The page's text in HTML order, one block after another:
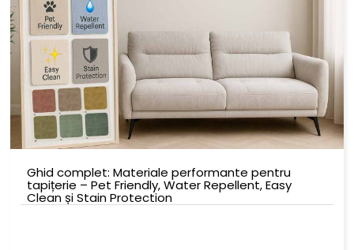
Ghid complet: Materiale performante pentru
tapițerie – Pet Friendly, Water Repellent, Easy
Clean și Stain Protection